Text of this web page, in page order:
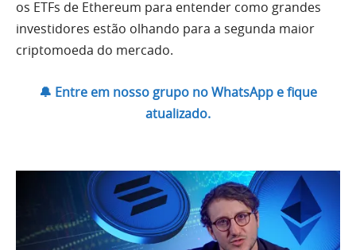
os ETFs de Ethereum para entender como grandes
investidores estão olhando para a segunda maior
criptomoeda do mercado.
🔔 Entre em nosso grupo no WhatsApp e fique
atualizado.